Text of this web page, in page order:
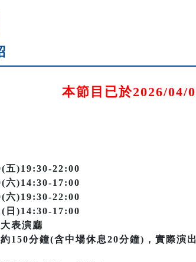
本節目已於2026/04/
五)19:30-22:00
六)14:30-17:00
六)19:30-22:00
日)14:30-17:00
表演廳
150分鐘(含中場休息20分鐘)，實際演